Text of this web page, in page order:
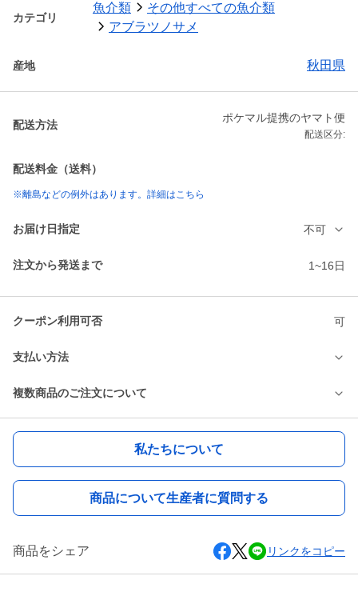
カテゴリ
魚介類
その他すべての魚介類
アブラツノサメ
産地 秋田県
配送方法
ポケマル提携のヤマト便
配送区分:
配送料金（送料）
※離島などの例外はあります。詳細はこちら
お届け日指定 不可
注文から発送まで 1~16日
クーポン利用可否 可
支払い方法
複数商品のご注文について
私たちについて
商品について生産者に質問する
商品をシェア リンクをコピー